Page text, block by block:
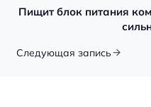
Пищит блок питания
Следующая запись